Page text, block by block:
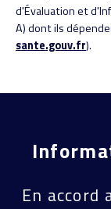
d'Évaluation et
A) dont ils
sante.gouv.fr).
En accord